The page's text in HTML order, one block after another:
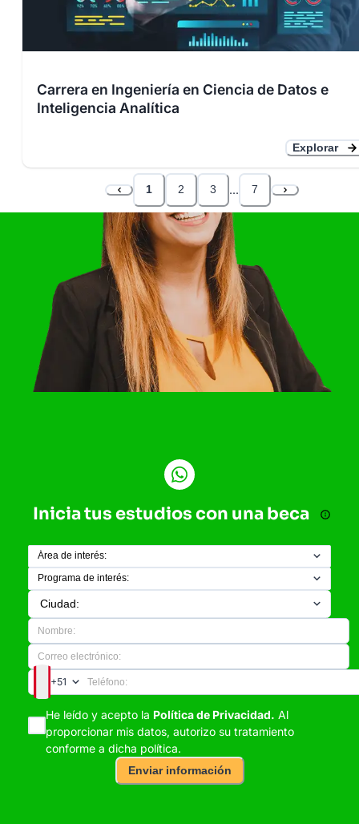
Carrera en Ingeniería en Ciencia de Datos e
Inteligencia Analítica
Explorar
1 2 3 ... 7
Inicia tus estudios con una beca
+51
He leído y acepto la Política de Privacidad. Al
proporcionar mis datos, autorizo su tratamiento
conforme a dicha política.
Enviar información